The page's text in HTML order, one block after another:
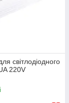
світлодіодного
220V